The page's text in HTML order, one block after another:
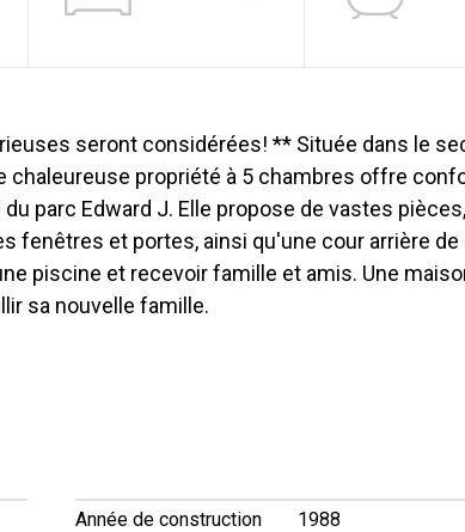
seront considérées! ** Située dans le
chaleureuse propriété à 5 chambres offre
parc Edward J. Elle propose de vastes
fenêtres et portes, ainsi qu'une cour arrière de
piscine et recevoir famille et amis. Une
sa nouvelle famille.
Année de construction
1988